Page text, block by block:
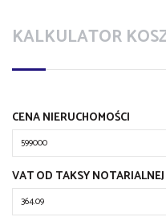
KALKULATOR
CENA NIERUCHOMOŚCI
VAT OD TAKSY